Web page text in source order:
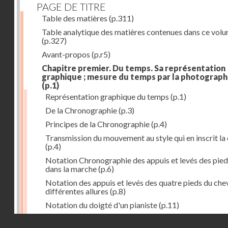
PAGE DE TITRE
Table des matières (p.311)
Table analytique des matières contenues dans ce
(p.327)
Avant-propos (p.r5)
Chapitre premier. Du temps. Sa représentation
graphique ; mesure du temps par la
(p.1)
Représentation graphique du temps (p.1)
De la Chronographie(p.3)
Principes de la Chronographie(p.4)
Transmission du mouvement au style qui en inscrit la
(p.4)
Notation Chronographie des appuis et levés des
dans la marche(p.6)
Notation des appuis et levés des quatre pieds du
différentes allures (p.8)
Notation du doigté d'un pianiste(p.11)